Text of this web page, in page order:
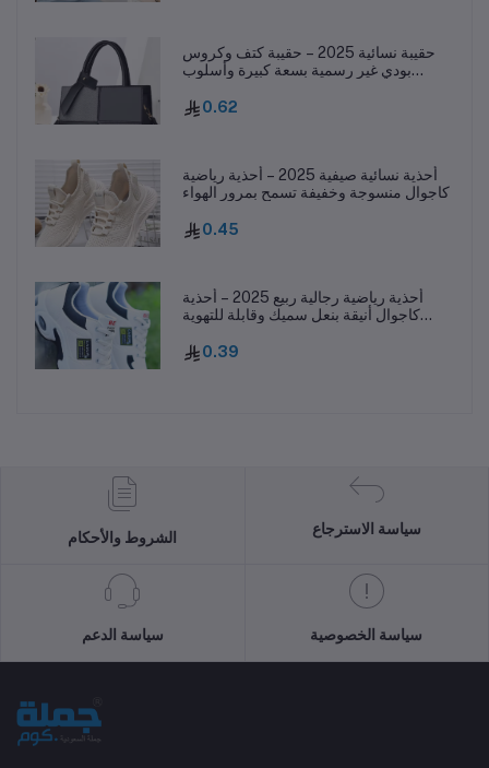
حقيبة نسائية 2025 – حقيبة كتف وكروس
بودي غير رسمية بسعة كبيرة وأسلوب
0.62
أحذية نسائية صيفية 2025 – أحذية رياضية
كاجوال منسوجة وخفيفة تسمح بمرور الهواء
0.45
أحذية رياضية رجالية ربيع 2025 – أحذية
كاجوال أنيقة بنعل سميك وقابلة للتهوية
0.39
الشروط والأحكام
سياسة الاسترجاع
سياسة الدعم سياسة الخصوصية